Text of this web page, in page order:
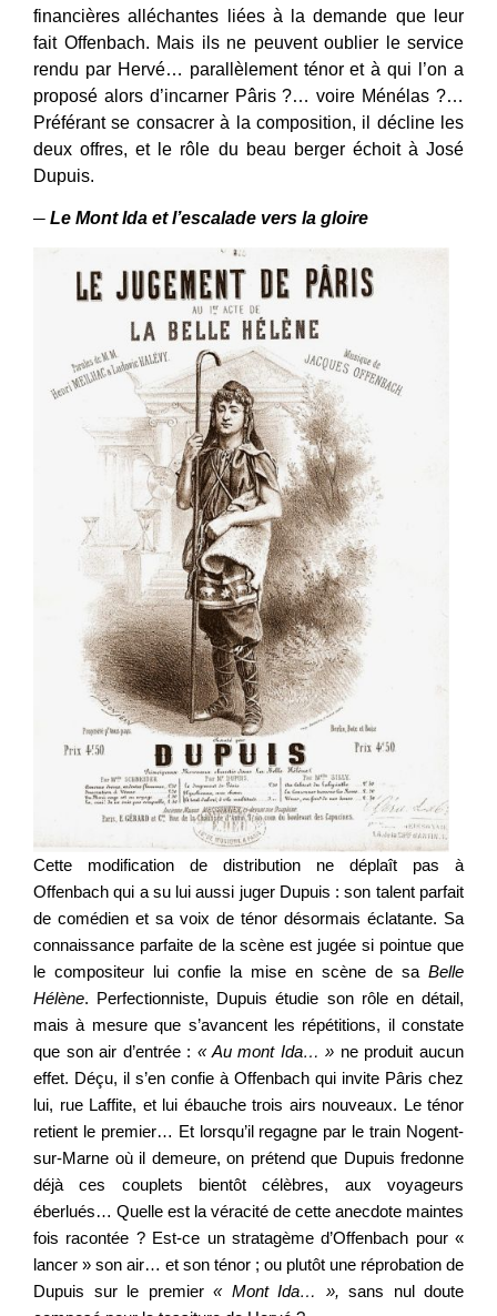
financières alléchantes liées à la demande que leur
fait Offenbach. Mais ils ne peuvent oublier le service
rendu par Hervé… parallèlement ténor et à qui l’on a
proposé alors d’incarner Pâris ?… voire Ménélas ?…
Préférant se consacrer à la composition, il décline les
deux offres, et le rôle du beau berger échoit à José
Dupuis.
─ Le Mont Ida et l’escalade vers la gloire
Cette modification de distribution ne déplaît pas à
Offenbach qui a su lui aussi juger Dupuis : son talent parfait
de comédien et sa voix de ténor désormais éclatante. Sa
connaissance parfaite de la scène est jugée si pointue que
le compositeur lui confie la mise en scène de sa Belle
Hélène. Perfectionniste, Dupuis étudie son rôle en détail,
mais à mesure que s’avancent les répétitions, il constate
que son air d’entrée : « Au mont Ida… » ne produit aucun
effet. Déçu, il s’en confie à Offenbach qui invite Pâris chez
lui, rue Laffite, et lui ébauche trois airs nouveaux. Le ténor
retient le premier… Et lorsqu’il regagne par le train Nogent-
sur-Marne où il demeure, on prétend que Dupuis fredonne
déjà ces couplets bientôt célèbres, aux voyageurs
éberlués… Quelle est la véracité de cette anecdote maintes
fois racontée ? Est-ce un stratagème d’Offenbach pour «
lancer » son air… et son ténor ; ou plutôt une réprobation de
Dupuis sur le premier « Mont Ida… », sans nul doute